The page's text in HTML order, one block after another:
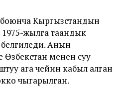
боюнча Кыргызстандын
жылга таандык
Анын
менен суу
ага чейин кабыл алган
чыгарылган.